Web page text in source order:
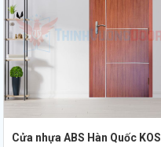
Cửa nhựa ABS Hàn Quốc KOS